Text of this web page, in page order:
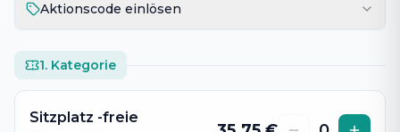
Aktionscode einlösen
1. Kategorie
Sitzplatz -freie